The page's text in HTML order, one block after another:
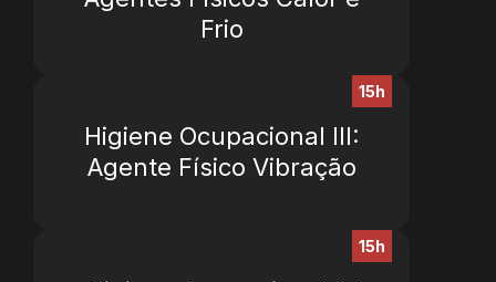
Frio
15h
Higiene Ocupacional III:
Agente Físico Vibração
15h